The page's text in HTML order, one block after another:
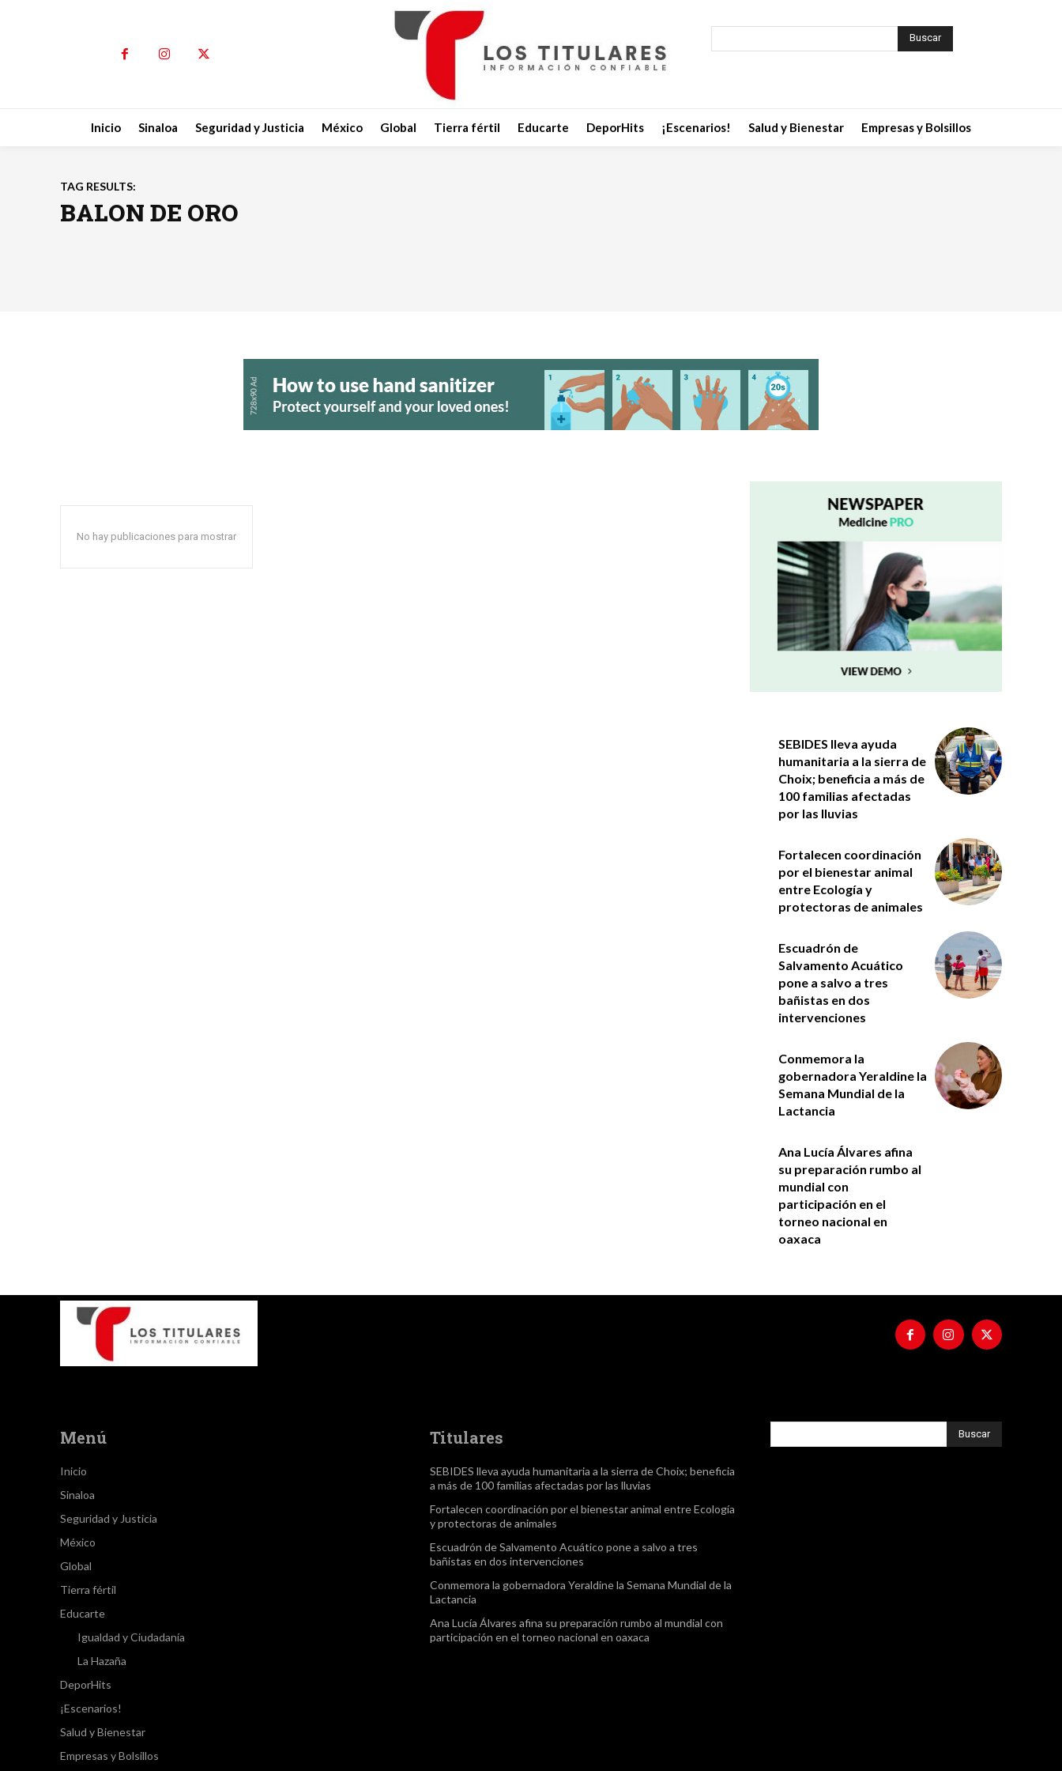
Buscar
Inicio Sinaloa Seguridad y Justicia México Global Tierra fértil Educarte DeporHits ¡Escenarios! Salud y Bienestar Empresas y Bolsillos
TAG RESULTS:
BALON DE ORO
No hay publicaciones para mostrar
SEBIDES lleva ayuda
humanitaria a la sierra de
Choix; beneficia a más de
100 familias afectadas
por las lluvias
Fortalecen coordinación
por el bienestar animal
entre Ecología y
protectoras de animales
Escuadrón de
Salvamento Acuático
pone a salvo a tres
bañistas en dos
intervenciones
Conmemora la
gobernadora Yeraldine la
Semana Mundial de la
Lactancia
Ana Lucía Álvares afina
su preparación rumbo al
mundial con
participación en el
torneo nacional en
oaxaca
Menú
Inicio
Sinaloa
Seguridad y Justicia
México
Global
Tierra fértil
Educarte
Igualdad y Ciudadanía
La Hazaña
DeporHits
¡Escenarios!
Salud y Bienestar
Empresas y Bolsillos
Titulares
SEBIDES lleva ayuda humanitaria a la sierra de Choix; beneficia
a más de 100 familias afectadas por las lluvias
Fortalecen coordinación por el bienestar animal entre Ecología
y protectoras de animales
Escuadrón de Salvamento Acuático pone a salvo a tres
bañistas en dos intervenciones
Conmemora la gobernadora Yeraldine la Semana Mundial de la
Lactancia
Ana Lucía Álvares afina su preparación rumbo al mundial con
participación en el torneo nacional en oaxaca
Buscar